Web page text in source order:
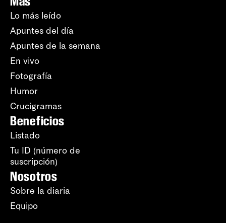
Lo más leído
Apuntes del día
Apuntes de la semana
En vivo
Fotografía
Humor
Crucigramas
Beneficios
Listado
Tu ID (número de
suscripción)
Nosotros
Sobre la diaria
Equipo